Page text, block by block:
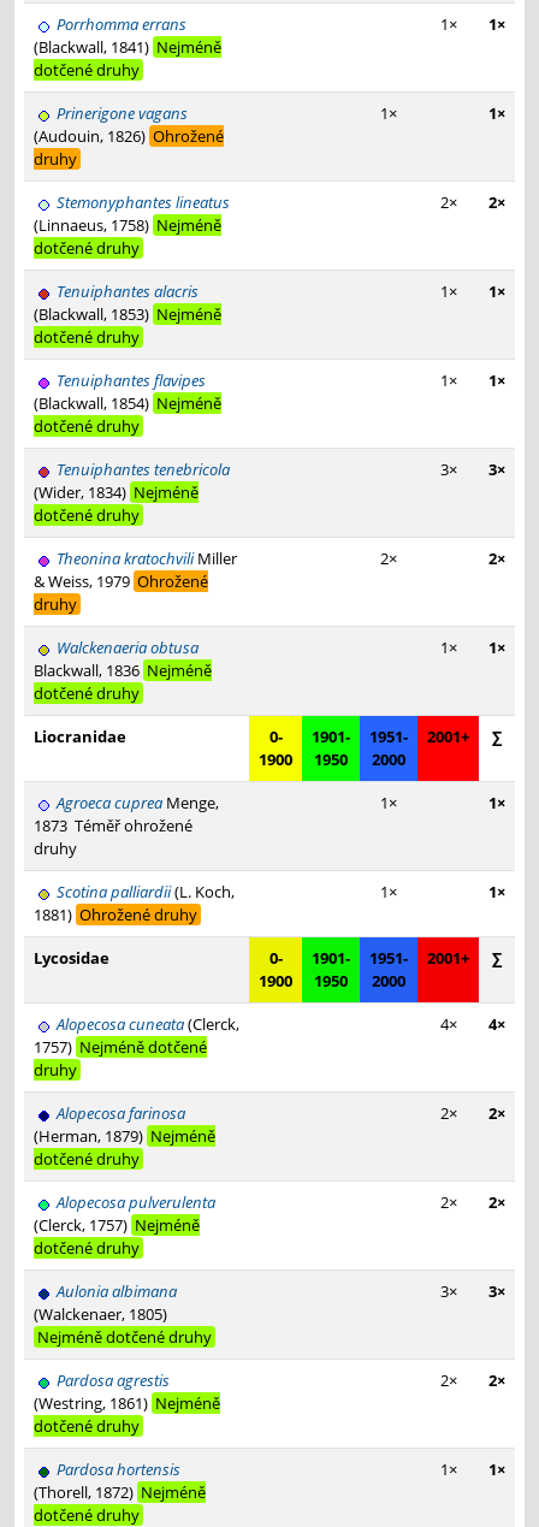
Porrhomma errans
(Blackwall, 1841) Nejméně
dotčené druhy
1× 1×
Prinerigone vagans
(Audouin, 1826) Ohrožené
druhy
1× 1×
Stemonyphantes lineatus
(Linnaeus, 1758) Nejméně
dotčené druhy
2× 2×
Tenuiphantes alacris
(Blackwall, 1853) Nejméně
dotčené druhy
1× 1×
Tenuiphantes flavipes
(Blackwall, 1854) Nejméně
dotčené druhy
1× 1×
Tenuiphantes tenebricola
(Wider, 1834) Nejméně
dotčené druhy
3× 3×
Theonina kratochviliMiller
& Weiss, 1979 Ohrožené
druhy
2× 2×
Walckenaeria obtusa
Blackwall, 1836 Nejméně
dotčené druhy
1× 1×
Liocranidae
0-
1900
1901-
1950
1951-
2000
2001+ ∑
Agroeca cuprea Menge,
1873 Téměř ohrožené
druhy
1× 1×
Scotina palliardii(L. Koch,
1881) Ohrožené druhy
1× 1×
Lycosidae
0-
1900
1901-
1950
1951-
2000
2001+ ∑
Alopecosa cuneata(Clerck,
1757) Nejméně dotčené
druhy
4× 4×
Alopecosa farinosa
(Herman, 1879) Nejméně
dotčené druhy
2× 2×
Alopecosa pulverulenta
(Clerck, 1757) Nejméně
dotčené druhy
2× 2×
Aulonia albimana
(Walckenaer, 1805)
Nejméně dotčené druhy
3× 3×
Pardosa agrestis
(Westring, 1861) Nejméně
dotčené druhy
2× 2×
Pardosa hortensis
(Thorell, 1872) Nejméně
dotčené druhy
1× 1×